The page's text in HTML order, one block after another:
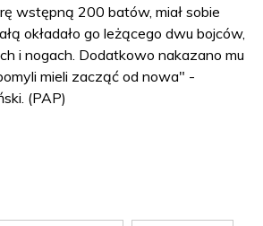
wstępną 200 batów, miał sobie
okładało go leżącego dwu bojców,
i nogach. Dodatkowo nakazano mu
mieli zacząć od nowa" -
(PAP)